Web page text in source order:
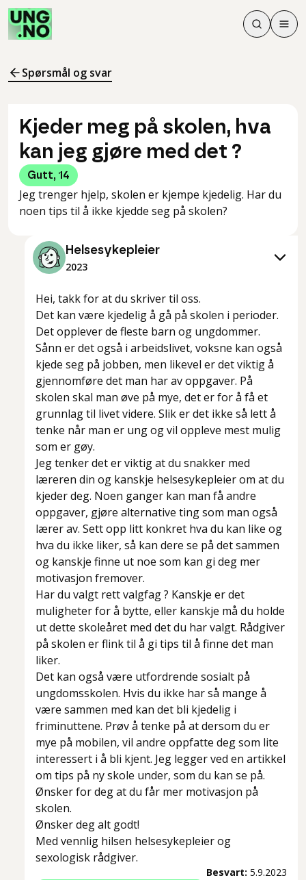
Søk
Søk
Meny
Spørsmål og svar
Kjeder meg på skolen, hva
kan jeg gjøre med det ?
Gutt, 14
Jeg trenger hjelp, skolen er kjempe kjedelig. Har du
noen tips til å ikke kjedde seg på skolen?
Helsesykepleier
2023
Hei, takk for at du skriver til oss.
Det kan være kjedelig å gå på skolen i perioder.
Det opplever de fleste barn og ungdommer.
Sånn er det også i arbeidslivet, voksne kan også
kjede seg på jobben, men likevel er det viktig å
gjennomføre det man har av oppgaver. På
skolen skal man øve på mye, det er for å få et
grunnlag til livet videre. Slik er det ikke så lett å
tenke når man er ung og vil oppleve mest mulig
som er gøy.
Jeg tenker det er viktig at du snakker med
læreren din og kanskje helsesykepleier om at du
kjeder deg. Noen ganger kan man få andre
oppgaver, gjøre alternative ting som man også
lærer av. Sett opp litt konkret hva du kan like og
hva du ikke liker, så kan dere se på det sammen
og kanskje finne ut noe som kan gi deg mer
motivasjon fremover.
Har du valgt rett valgfag ? Kanskje er det
muligheter for å bytte, eller kanskje må du holde
ut dette skoleåret med det du har valgt. Rådgiver
på skolen er flink til å gi tips til å finne det man
liker.
Det kan også være utfordrende sosialt på
ungdomsskolen. Hvis du ikke har så mange å
være sammen med kan det bli kjedelig i
friminuttene. Prøv å tenke på at dersom du er
mye på mobilen, vil andre oppfatte deg som lite
interessert i å bli kjent. Jeg legger ved en artikkel
om tips på ny skole under, som du kan se på.
Ønsker for deg at du får mer motivasjon på
skolen.
Ønsker deg alt godt!
Med vennlig hilsen helsesykepleier og
sexologisk rådgiver.
Besvart: 5.9.2023